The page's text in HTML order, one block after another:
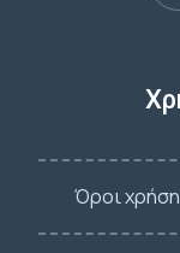
Όροι